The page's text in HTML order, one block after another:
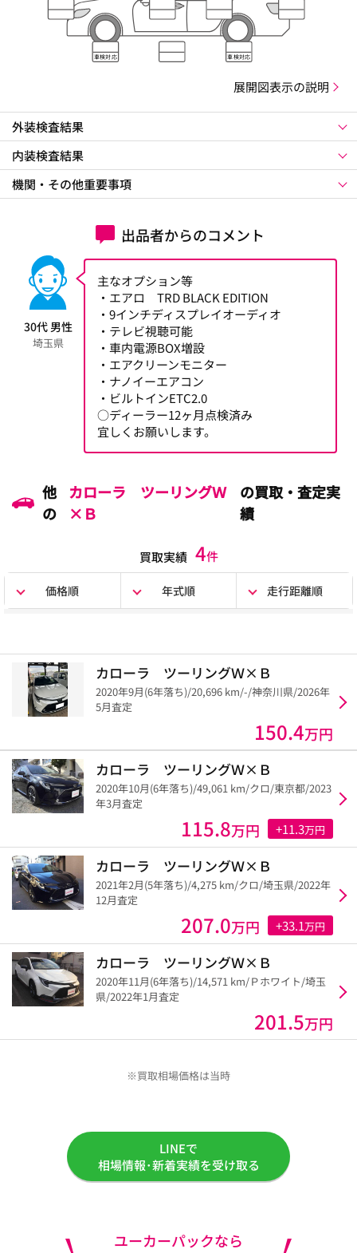
車検対応 車検対応
展開図表示の説明
外装検査結果
内装検査結果
機関・その他重要事項
出品者からのコメント
30代 男性
埼玉県
主なオプション等
・エアロ TRD BLACK EDITION
・9インチディスプレイオーディオ
・テレビ視聴可能
・車内電源BOX増設
・エアクリーンモニター
・ナノイーエアコン
・ビルトインETC2.0
○ディーラー12ヶ月点検済み
宜しくお願いします。
他
の
カローラ ツーリングＷ
×Ｂ
の買取・査定実
績
買取実績 4件
価格順 年式順 走行距離順
カローラ ツーリングＷ×Ｂ
2020年9月(6年落ち)/20,696 km/-/神奈川県/2026年
5月査定
150.4万円
カローラ ツーリングＷ×Ｂ
2020年10月(6年落ち)/49,061 km/クロ/東京都/2023
年3月査定
115.8万円 +11.3万円
カローラ ツーリングＷ×Ｂ
2021年2月(5年落ち)/4,275 km/クロ/埼玉県/2022年
12月査定
207.0万円 +33.1万円
カローラ ツーリングＷ×Ｂ
2020年11月(6年落ち)/14,571 km/Ｐホワイト/埼玉
県/2022年1月査定
201.5万円
※買取相場価格は当時
LINEで
相場情報･新着実績を受け取る
ユーカーパックなら